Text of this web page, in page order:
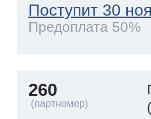
Поступит 30
Предоплата 50%
260